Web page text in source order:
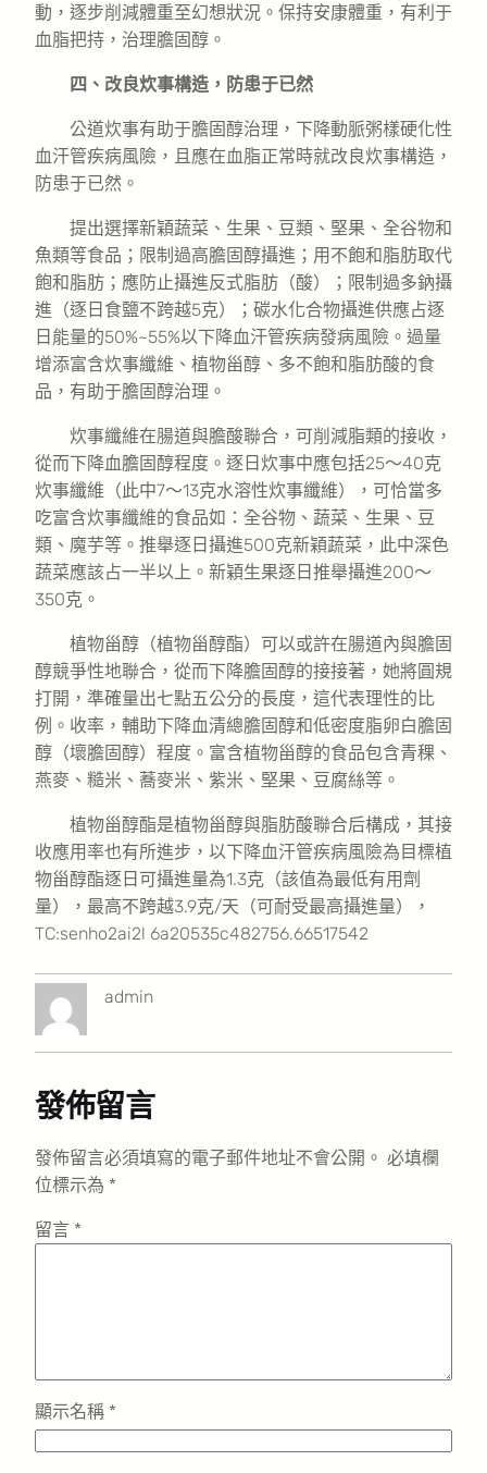
動，逐步削減體重至幻想狀況。保持安康體重，有利于
血脂把持，治理膽固醇。
四、改良炊事構造，防患于已然
公道炊事有助于膽固醇治理，下降動脈粥樣硬化性
血汗管疾病風險，且應在血脂正常時就改良炊事構造，
防患于已然。
提出選擇新穎蔬菜、生果、豆類、堅果、全谷物和
魚類等食品；限制過高膽固醇攝進；用不飽和脂肪取代
飽和脂肪；應防止攝進反式脂肪（酸）；限制過多鈉攝
進（逐日食鹽不跨越5克）；碳水化合物攝進供應占逐
日能量的50%~55%以下降血汗管疾病發病風險。過量
增添富含炊事纖維、植物甾醇、多不飽和脂肪酸的食
品，有助于膽固醇治理。
炊事纖維在腸道與膽酸聯合，可削減脂類的接收，
從而下降血膽固醇程度。逐日炊事中應包括25～40克
炊事纖維（此中7～13克水溶性炊事纖維），可恰當多
吃富含炊事纖維的食品如：全谷物、蔬菜、生果、豆
類、魔芋等。推舉逐日攝進500克新穎蔬菜，此中深色
蔬菜應該占一半以上。新穎生果逐日推舉攝進200～
350克。
植物甾醇（植物甾醇酯）可以或許在腸道內與膽固
醇競爭性地聯合，從而下降膽固醇的接接著，她將圓規
打開，準確量出七點五公分的長度，這代表理性的比
例。收率，輔助下降血清總膽固醇和低密度脂卵白膽固
醇（壞膽固醇）程度。富含植物甾醇的食品包含青稞、
燕麥、糙米、蕎麥米、紫米、堅果、豆腐絲等。
植物甾醇酯是植物甾醇與脂肪酸聯合后構成，其接
收應用率也有所進步，以下降血汗管疾病風險為目標植
物甾醇酯逐日可攝進量為1.3克（該值為最低有用劑
量），最高不跨越3.9克/天（可耐受最高攝進量），
TC:senho2ai2l 6a20535c482756.66517542
admin
發佈留言
發佈留言必須填寫的電子郵件地址不會公開。 必填欄
位標示為 *
留言 *
顯示名稱 *